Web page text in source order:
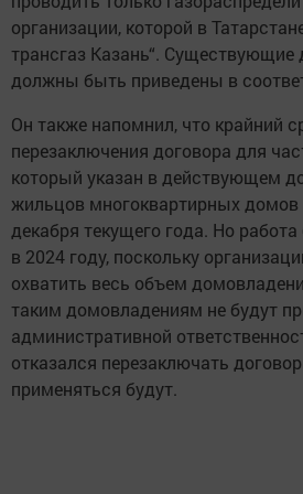
организации, которой в
трансгаз Казань“. Существующие
должны быть приведены в
Он также напомнил, что крайний
перезаключения договора для
который указан в действующем
жильцов многоквартирных домов
декабря текущего года. Но
в 2024 году, поскольку
охватить весь объем
таким домовладениям не будут
административной
отказался перезаключать
применяться будут.